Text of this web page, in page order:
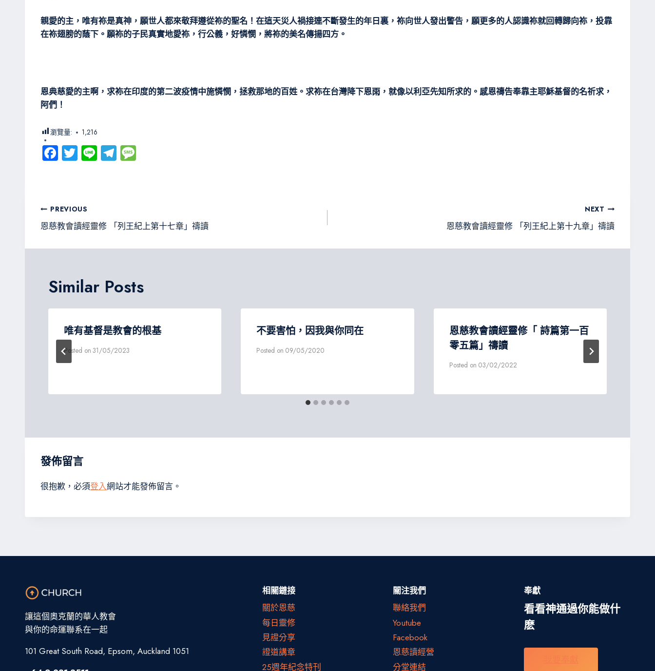
親愛的主，唯有袮是真神，願世人都來敬拜遵從袮的聖名！在這天災人禍接連不斷發生的年日裏，袮向世人發出警告，願更多的人認識袮就回轉歸向袮，投靠
在袮翅膀的蔭下。願袮的子民真實地愛袮，行公義，好憐憫，將袮的美名傳揚四方。
恩典慈愛的主啊，求袮在印度的第二波疫情中施憐憫，拯救那地的百姓。求袮在台灣降下恩雨，就像以利亞先知所求的。感恩禱告奉靠主耶穌基督的名祈求，
阿們！
瀏覽量: 1,216
Fa
ce
ok
T
wi
Li
ne
Te
le
文
章
導
PREVIOUS
恩慈教會讀經靈修 「列王紀上第十七章」禱讀
NEXT
恩慈教會讀經靈修 「列王紀上第十九章」禱讀
Similar Posts
唯有基督是教會的根基
Posted on 31/05/2023
不要害怕，因我與你同在
Posted on 09/05/2020
恩慈教會讀經靈修「 詩篇第一百
零五篇」禱讀
Posted on 03/02/2022
發佈留言
很抱歉，必須登入網站才能發佈留言。
讓這個奧克蘭的華人教會
與你的命運聯系在一起
101 Great South Road, Epsom, Auckland 1051
相關鏈接
關於恩慈
每日靈修
見證分享
證道講章
25週年紀念特刊
關注我們
聯絡我們
Youtube
Facebook
恩慈讀經營
分堂連結
奉獻
看看神通過你能做什
麽